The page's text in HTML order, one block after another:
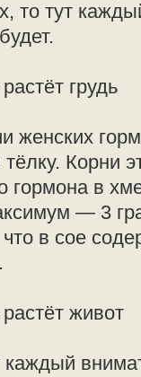
то тут
грудь
женских
Корни
гормона в
— 3
в сое
живот